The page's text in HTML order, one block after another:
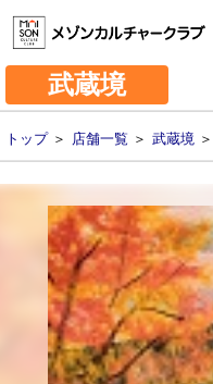
武蔵境
トップ＞ 店舗一覧 ＞ 武蔵境 ＞